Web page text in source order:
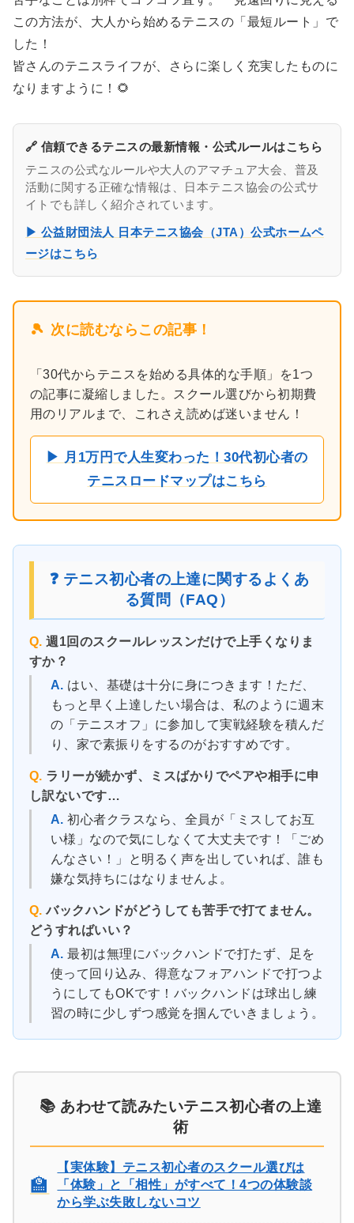
この方法が、大人から始めるテニスの「最短ルート」で
した！
皆さんのテニスライフが、さらに楽しく充実したものに
なりますように！🌻
🔗 信頼できるテニスの最新情報・公式ルールはこちら
テニスの公式なルールや大人のアマチュア大会、普及
活動に関する正確な情報は、日本テニス協会の公式サ
イトでも詳しく紹介されています。
▶ 公益財団法人 日本テニス協会（JTA）公式ホームペ
ージはこちら
🎾 次に読むならこの記事！
「30代からテニスを始める具体的な手順」を1つ
の記事に凝縮しました。スクール選びから初期費
用のリアルまで、これさえ読めば迷いません！
▶ 月1万円で人生変わった！30代初心者の
テニスロードマップはこちら
❓ テニス初心者の上達に関するよくあ
る質問（FAQ）
Q. 週1回のスクールレッスンだけで上手くなりま
すか？
A. はい、基礎は十分に身につきます！ただ、
もっと早く上達したい場合は、私のように週末
の「テニスオフ」に参加して実戦経験を積んだ
り、家で素振りをするのがおすすめです。
Q. ラリーが続かず、ミスばかりでペアや相手に申
し訳ないです…
A. 初心者クラスなら、全員が「ミスしてお互
い様」なので気にしなくて大丈夫です！「ごめ
んなさい！」と明るく声を出していれば、誰も
嫌な気持ちにはなりませんよ。
Q. バックハンドがどうしても苦手で打てません。
どうすればいい？
A. 最初は無理にバックハンドで打たず、足を
使って回り込み、得意なフォアハンドで打つよ
うにしてもOKです！バックハンドは球出し練
習の時に少しずつ感覚を掴んでいきましょう。
📚 あわせて読みたいテニス初心者の上達
術
🏫
【実体験】テニス初心者のスクール選びは
「体験」と「相性」がすべて！4つの体験談
から学ぶ失敗しないコツ